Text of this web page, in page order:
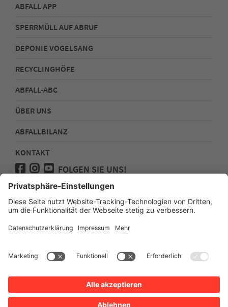
ABFALL APP
SPERRMÜLL AUF ABRUF
DEPONIE VOGELSANG
RECYCLINGHÖFE
ABFALL-ABC
ÜBER UNS
ABFALLBILANZ
KONTAKT
FOLGEN SIE UNS!
Medienanfragen
Impressum
Datenschutz
Erklärung zur Barrierefreiheit Webseite